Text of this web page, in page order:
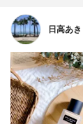
日高あき